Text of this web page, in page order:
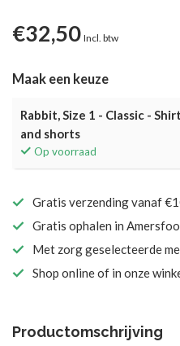
€32,50 Incl. btw
Maak een keuze
Rabbit, Size 1 - Classic - Shirt
and shorts
Op voorraad
Gratis verzending vanaf
Gratis ophalen in
Met zorg geselecteerde
Shop online of in onze
Productomschrijving